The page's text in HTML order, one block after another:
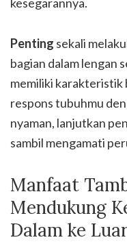
Penting sekali
bagian dalam lengan
memiliki karakteristik
respons tubuhmu
nyaman, lanjutkan
sambil mengamati
Manfaat
Mendukung
Dalam ke